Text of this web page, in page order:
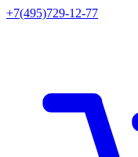
+7(495)729-12-77